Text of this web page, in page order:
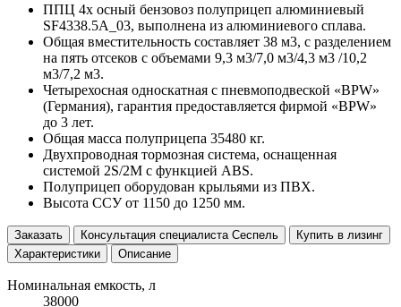
ППЦ 4х осный бензовоз полуприцеп алюминиевый
SF4338.5A_03, выполнена из алюминиевого сплава.
Общая вместительность составляет 38 м3, с разделением
на пять отсеков с объемами 9,3 м3/7,0 м3/4,3 м3 /10,2
м3/7,2 м3.
Четырехосная односкатная с пневмоподвеской «BPW»
(Германия), гарантия предоставляется фирмой «BPW»
до 3 лет.
Общая масса полуприцепа 35480 кг.
Двухпроводная тормозная система, оснащенная
системой 2S/2M с функцией ABS.
Полуприцеп оборудован крыльями из ПВХ.
Высота ССУ от 1150 до 1250 мм.
Заказать Консультация специалиста Сеспель
Купить в лизинг
Характеристики
Описание
Номинальная емкость, л
38000